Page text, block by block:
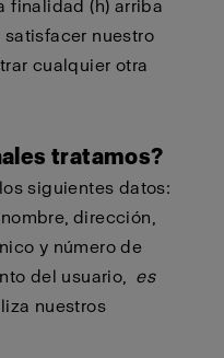
finalidad (h) arriba
nuestro
cualquier otra
tratamos?
siguientes datos:
dirección,
y número de
del usuario, es
nuestros